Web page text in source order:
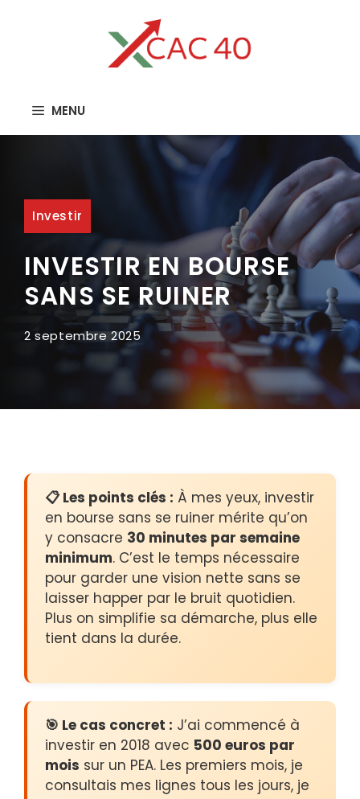
MENU
Investir
INVESTIR EN BOURSE
SANS SE RUINER
2 septembre 2025
📋 Les points clés : À mes yeux, investir
en bourse sans se ruiner mérite qu’on
y consacre 30 minutes par semaine
minimum. C’est le temps nécessaire
pour garder une vision nette sans se
laisser happer par le bruit quotidien.
Plus on simplifie sa démarche, plus elle
tient dans la durée.
🎯 Le cas concret : J’ai commencé à
investir en 2018 avec 500 euros par
mois sur un PEA. Les premiers mois, je
consultais mes lignes tous les jours, je